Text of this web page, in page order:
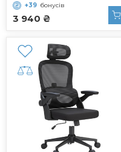
3 940 ₴
+39 бонусів